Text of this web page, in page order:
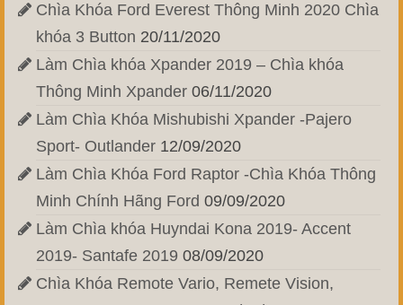
Chìa Khóa Ford Everest Thông Minh 2020 Chìa
khóa 3 Button 20/11/2020
Làm Chìa khóa Xpander 2019 – Chìa khóa
Thông Minh Xpander 06/11/2020
Làm Chìa Khóa Mishubishi Xpander -Pajero
Sport- Outlander 12/09/2020
Làm Chìa Khóa Ford Raptor -Chìa Khóa Thông
Minh Chính Hãng Ford 09/09/2020
Làm Chìa khóa Huyndai Kona 2019- Accent
2019- Santafe 2019 08/09/2020
Chìa Khóa Remote Vario, Remete Vision,